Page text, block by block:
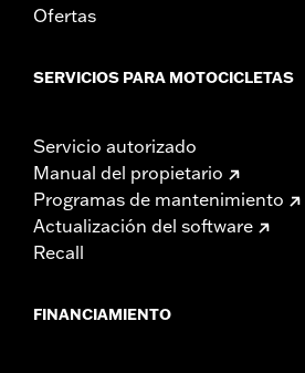
Ofertas
SERVICIOS PARA MOTOCICLETAS
Servicio autorizado
Manual del propietario
Programas de mantenimiento
Actualización del software
Recall
FINANCIAMIENTO